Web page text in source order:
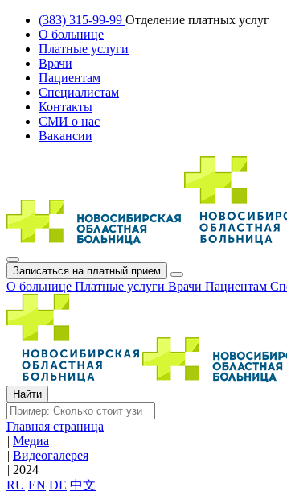
(383) 315-99-99 Отделение платных услуг
О больнице
Платные услуги
Врачи
Пациентам
Специалистам
Контакты
СМИ о нас
Вакансии
Записаться на платный прием
О больнице Платные услуги Врачи Пациентам
Главная страница
| Медиа
| Видеогалерея
| 2024
RU EN DE 中文